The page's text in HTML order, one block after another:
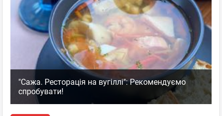
"Сажа. Ресторація на вугіллі": Рекомендуємо
спробувати!